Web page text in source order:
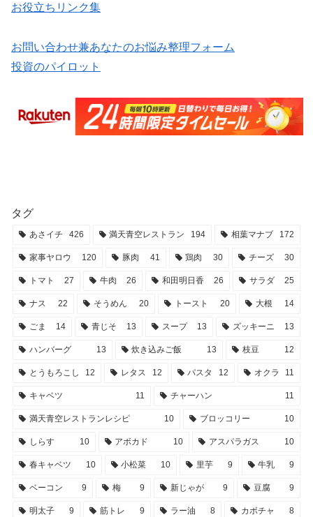
お役立ちリンク集
お問い合わせ兼あなたのお悩み整理フォーム
投資のパイロット
タグ
あさイチ 426 満天青空レストラン 194 相葉マナブ 172
家事ヤロウ 120 豚肉 41 鶏肉 30 チーズ 30
トマト 27 牛肉 26 和田明日香 26 サラダ 25
ナス 22 そうめん 20 トースト 20 大根 14
ごま 14 青じそ 13 スープ 13 ズッキーニ 13
ハンバーグ 13 炊き込みご飯 13 枝豆 12
とうもろこし 12 レタス 12 パスタ 12 オクラ 11
キャベツ 11 チャーハン 11
満天青空レストランレシピ 10 ブロッコリー 10
しらす 10 アボカド 10 アスパラガス 10
春キャベツ 10 小松菜 10 里芋 9 牛乳 9
ベーコン 9 梅 9 新じゃが 9 豆腐 9
明太子 9 筋トレ 9 ラー油 8 カボチャ 8